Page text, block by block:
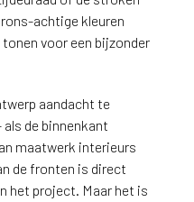
achtige kleuren
voor een bijzonder
aandacht te
de binnenkant
maatwerk interieurs
de fronten is direct
het project. Maar het is